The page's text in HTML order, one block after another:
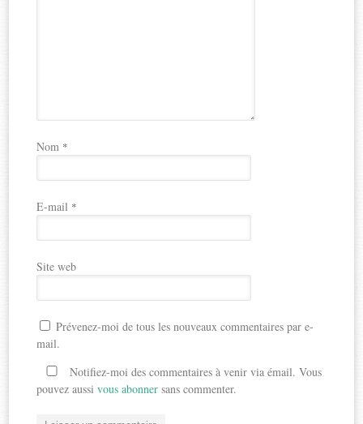
Nom *
E-mail *
Site web
Prévenez-moi de tous les nouveaux commentaires par e-
mail.
Notifiez-moi des commentaires à venir via émail. Vous
pouvez aussivous abonner sans commenter.